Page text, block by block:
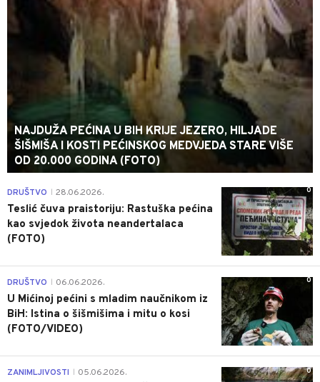
NAJDUŽA PEĆINA U BIH KRIJE JEZERO, HILJADE
ŠIŠMIŠA I KOSTI PEĆINSKOG MEDVJEDA STARE VIŠE
OD 20.000 GODINA (FOTO)
0
DRUŠTVO 28.06.2026.
Teslić čuva praistoriju: Rastuška pećina
kao svjedok života neandertalaca
(FOTO)
0
DRUŠTVO 06.06.2026.
U Mićinoj pećini s mladim naučnikom iz
BiH: Istina o šišmišima i mitu o kosi
(FOTO/VIDEO)
0
ZANIMLJIVOSTI 05.06.2026.